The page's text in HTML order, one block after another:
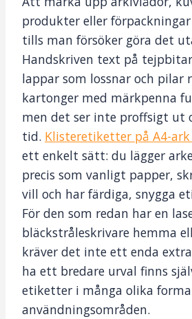
produkter eller
tills man försöker göra det
Handskriven text på
lappar som lossnar och pilar
kartonger med märkpenna
men det ser inte proffsigt ut
tid. Klisteretiketter på A4-ark
ett enkelt sätt: du lägger
precis som vanligt papper,
vill och har färdiga, snygga
För den som redan har en
bläckstråleskrivare hemma
kräver det inte ett enda
ha ett bredare urval finns
etiketter i många olika
användningsområden.